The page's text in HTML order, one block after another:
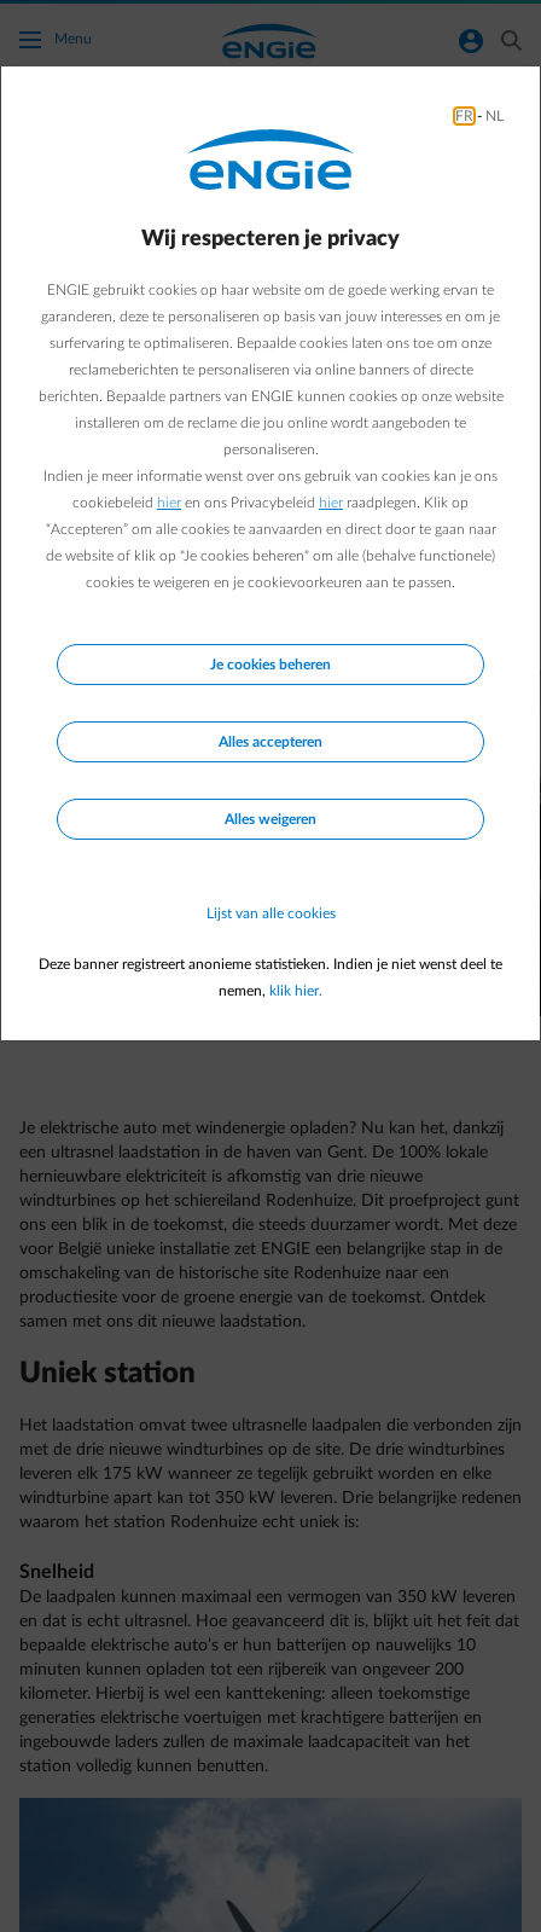
Ga naar de hoofdinhoud
Menu normal-account-circle search
Groener leven
Wanneer de wind je
elektrische auto ultrasnel
oplaadt
Catherine D.
ENGIE nam onlangs een ultrasnel laadstation in gebruik in
het Oost-Vlaamse Rodenhuize. Opmerkelijk: om de batterij
van je elektrische wagen op te laden, leveren die laadpalen
Je elektrische auto met windenergie opladen? Nu kan het, dankzij
een ultrasnel laadstation in de haven van Gent. De 100% lokale
hernieuwbare elektriciteit is afkomstig van drie nieuwe
windturbines op het schiereiland Rodenhuize. Dit proefproject gunt
ons een blik in de toekomst, die steeds duurzamer wordt. Met deze
voor België unieke installatie zet ENGIE een belangrijke stap in de
omschakeling van de historische site Rodenhuize naar een
productiesite voor de groene energie van de toekomst. Ontdek
samen met ons dit nieuwe laadstation.
Uniek station
Het laadstation omvat twee ultrasnelle laadpalen die verbonden zijn
met de drie nieuwe windturbines op de site. De drie windturbines
leveren elk 175 kW wanneer ze tegelijk gebruikt worden en elke
windturbine apart kan tot 350 kW leveren. Drie belangrijke redenen
waarom het station Rodenhuize echt uniek is:
Snelheid
De laadpalen kunnen maximaal een vermogen van 350 kW leveren
en dat is echt ultrasnel. Hoe geavanceerd dit is, blijkt uit het feit dat
bepaalde elektrische auto’s er hun batterijen op nauwelijks 10
minuten kunnen opladen tot een rijbereik van ongeveer 200
kilometer. Hierbij is wel een kanttekening: alleen toekomstige
generaties elektrische voertuigen met krachtigere batterijen en
ingebouwde laders zullen de maximale laadcapaciteit van het
station volledig kunnen benutten.
FR - NL
Wij respecteren je privacy
ENGIE gebruikt cookies op haar website om de goede werking ervan te
garanderen, deze te personaliseren op basis van jouw interesses en om je
surfervaring te optimaliseren. Bepaalde cookies laten ons toe om onze
reclameberichten te personaliseren via online banners of directe
berichten. Bepaalde partners van ENGIE kunnen cookies op onze website
installeren om de reclame die jou online wordt aangeboden te
personaliseren.
Indien je meer informatie wenst over ons gebruik van cookies kan je ons
cookiebeleid hier en ons Privacybeleid hier raadplegen. Klik op
“Accepteren” om alle cookies te aanvaarden en direct door te gaan naar
de website of klik op "Je cookies beheren" om alle (behalve functionele)
cookies te weigeren en je cookievoorkeuren aan te passen.
Je cookies beheren
Alles accepteren
Alles weigeren
Lijst van alle cookies
Deze banner registreert anonieme statistieken. Indien je niet wenst deel te
nemen, klik hier.